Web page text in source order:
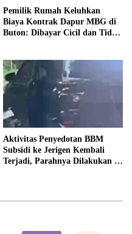
Pemilik Rumah Keluhkan
Biaya Kontrak Dapur MBG di
Buton: Dibayar Cicil dan Tidak
Aktivitas Penyedotan BBM
Subsidi ke Jerigen Kembali
Terjadi, Parahnya Dilakukan di